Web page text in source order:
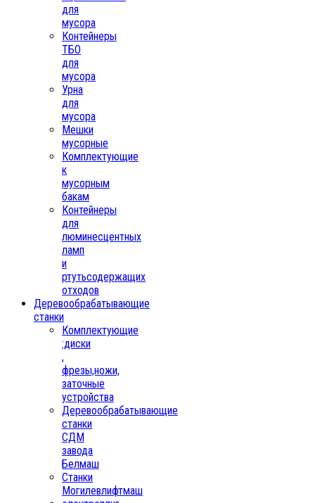
для
мусора
Контейнеры
ТБО
для
мусора
Урна
для
мусора
Мешки
мусорные
Комплектующие
к
мусорным
бакам
Контейнеры
для
люминесцентных
ламп
и
ртутьсодержащих
отходов
Деревообрабатывающие
станки
Комплектующие
:диски
,
фрезы,ножи,
заточные
устройства
Деревообрабатывающие
станки
СДМ
завода
Белмаш
Станки
Могилевлифтмаш